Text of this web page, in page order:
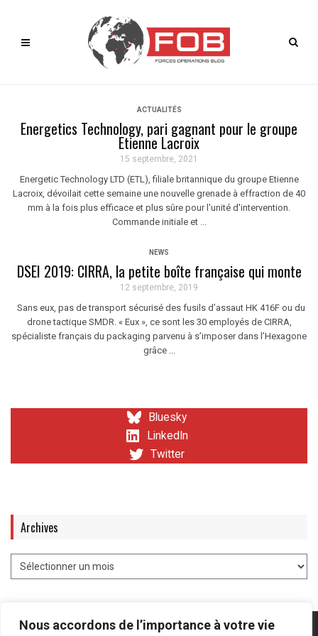
Nous accordons de l’importance à votre vie
ACTUALITÉS
Energetics Technology, pari gagnant pour le groupe
Etienne Lacroix
15 septembre, 2021
Energetic Technology LTD (ETL), filiale britannique du groupe Etienne
Lacroix, dévoilait cette semaine une nouvelle grenade à effraction de 40
mm à la fois plus efficace et plus sûre pour l'unité d'intervention.
Commande initiale et ...
NEWS
DSEI 2019: CIRRA, la petite boîte française qui monte
12 septembre, 2019
Sans eux, pas de transport sécurisé des fusils d’assaut HK 416F ou du
drone tactique SMDR. « Eux », ce sont les 30 employés de CIRRA,
spécialiste français du packaging parvenu à s’imposer dans l’Hexagone
grâce ...
Bluesky
LinkedIn
Twitter
Archives